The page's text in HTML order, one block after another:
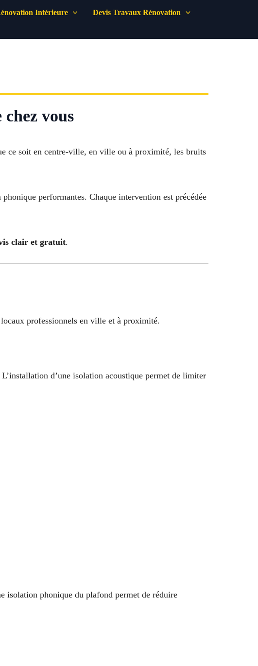
Intérieure
Devis Travaux Rénovation
vous
ce soit en centre-ville, en ville ou à proximité, les bruits
performantes. Chaque intervention est précédée
clair et gratuit.
professionnels en ville et à proximité.
d’une isolation acoustique permet de limiter
isolation phonique du plafond permet de réduire